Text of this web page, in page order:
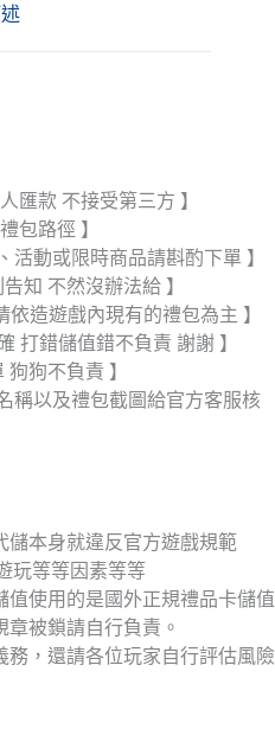
匯款 不接受第三方 】
包路徑 】
活動或限時商品請斟酌下單 】
知 不然沒辦法給 】
造遊戲內現有的禮包為主 】
打錯儲值錯不負責 謝謝 】
狗不負責 】
稱以及禮包截圖給官方客服核
儲本身就違反官方遊戲規範
玩等等因素等等
值使用的是國外正規禮品卡儲值
被鎖請自行負責。
，還請各位玩家自行評估風險